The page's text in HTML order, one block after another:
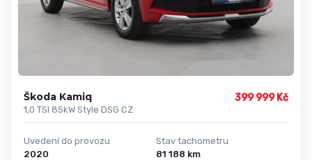
Škoda Kamiq
1,0 TSI 85kW Style DSG CZ
399 999 Kč
Uvedení do provozu
2020
Stav tachometru
81 188 km